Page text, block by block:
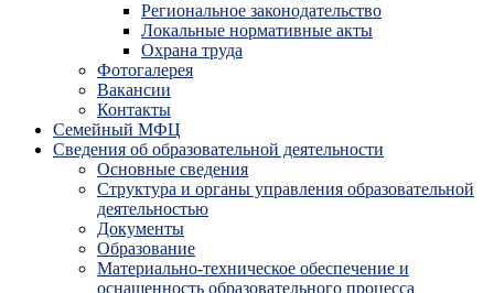
Региональное законодательство
Локальные нормативные акты
Охрана труда
Фотогалерея
Вакансии
Контакты
Семейный МФЦ
Сведения об образовательной деятельности
Основные сведения
Структура и органы управления образовательной
деятельностью
Документы
Образование
Материально-техническое обеспечение и
оснащенность образовательного процесса